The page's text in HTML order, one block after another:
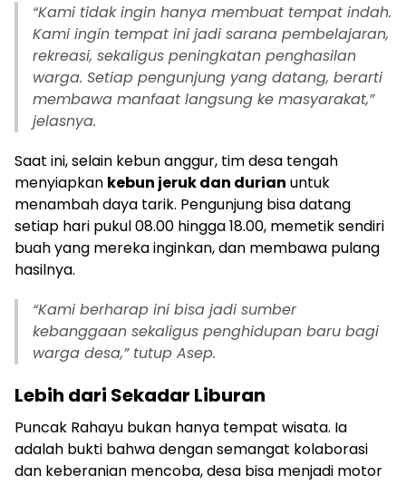
“Kami tidak ingin hanya membuat tempat indah.
Kami ingin tempat ini jadi sarana pembelajaran,
rekreasi, sekaligus peningkatan penghasilan
warga. Setiap pengunjung yang datang, berarti
membawa manfaat langsung ke masyarakat,”
jelasnya.
Saat ini, selain kebun anggur, tim desa tengah
menyiapkan kebun jeruk dan durian untuk
menambah daya tarik. Pengunjung bisa datang
setiap hari pukul 08.00 hingga 18.00, memetik sendiri
buah yang mereka inginkan, dan membawa pulang
hasilnya.
“Kami berharap ini bisa jadi sumber
kebanggaan sekaligus penghidupan baru bagi
warga desa,” tutup Asep.
Lebih dari Sekadar Liburan
Puncak Rahayu bukan hanya tempat wisata. Ia
adalah bukti bahwa dengan semangat kolaborasi
dan keberanian mencoba, desa bisa menjadi motor